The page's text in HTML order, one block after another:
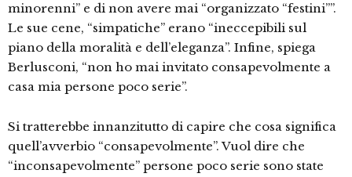
minorenni” e di non avere mai “organizzato “festini””.
Le sue cene, “simpatiche” erano “ineccepibili sul
piano della moralità e dell’eleganza”. Infine, spiega
Berlusconi, “non ho mai invitato consapevolmente a
casa mia persone poco serie”.
Si tratterebbe innanzitutto di capire che cosa significa
quell’avverbio “consapevolmente”. Vuol dire che
“inconsapevolmente” persone poco serie sono state